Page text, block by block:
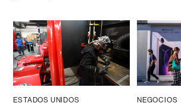
ESTADOS UNIDOS NEGOCIOS